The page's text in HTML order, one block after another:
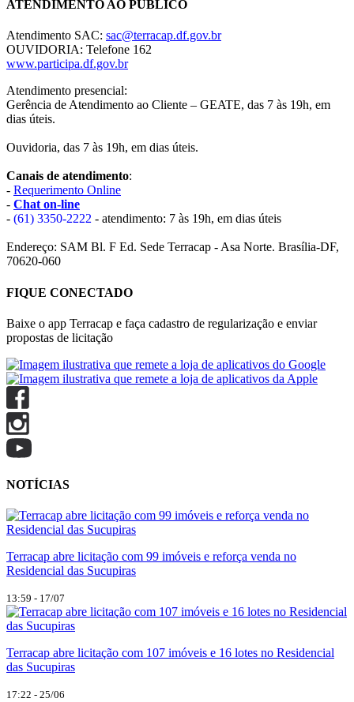
ATENDIMENTO AO PÚBLICO
Atendimento SAC: sac@terracap.df.gov.br
OUVIDORIA: Telefone 162
www.participa.df.gov.br
Atendimento presencial:
Gerência de Atendimento ao Cliente – GEATE, das 7 às 19h, em
dias úteis.
Ouvidoria, das 7 às 19h, em dias úteis.
Canais de atendimento:
- Requerimento Online
- Chat on-line
- (61) 3350-2222 - atendimento: 7 às 19h, em dias úteis
Endereço: SAM Bl. F Ed. Sede Terracap - Asa Norte. Brasília-DF,
70620-060
FIQUE CONECTADO
Baixe o app Terracap e faça cadastro de regularização e enviar
propostas de licitação
NOTÍCIAS
Terracap abre licitação com 99 imóveis e reforça venda no
Residencial das Sucupiras
13:59 - 17/07
Terracap abre licitação com 107 imóveis e 16 lotes no Residencial
das Sucupiras
17:22 - 25/06